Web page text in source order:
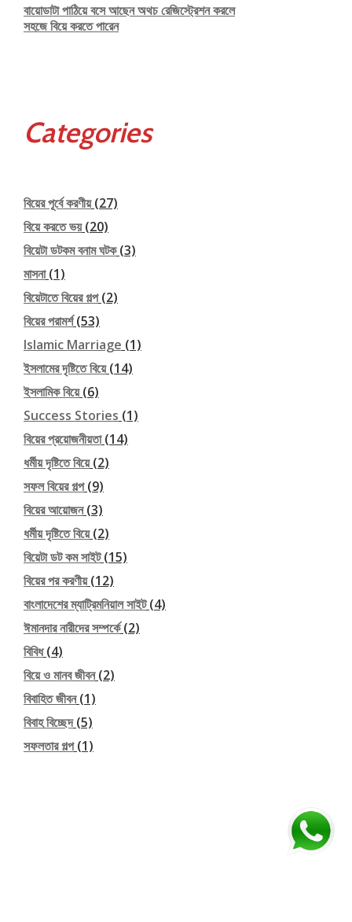
বায়োডাটা পাঠিয়ে বসে আছেন অথচ রেজিস্ট্রেশন করলে
সহজে বিয়ে করতে পারেন
Categories
বিয়ের পূর্বে করণীয়(27)
বিয়ে করতে ভয়(20)
বিয়েটা ডটকম বনাম ঘটক(3)
মাসনা(1)
বিয়েটাতে বিয়ের গল্প(2)
বিয়ের পরামর্শ(53)
Islamic Marriage (1)
ইসলামের দৃষ্টিতে বিয়ে(14)
ইসলামিক বিয়ে(6)
Success Stories (1)
বিয়ের প্রয়োজনীয়তা(14)
ধর্মীয় দৃষ্টিতে বিয়ে(2)
সফল বিয়ের গল্প(9)
বিয়ের আয়োজন(3)
ধর্মীয় দৃষ্টিতে বিয়ে(2)
বিয়েটা ডট কম সাইট(15)
বিয়ের পর করণীয়(12)
বাংলাদেশের ম্যাট্রিমনিয়াল সাইট(4)
ঈমানদার নারীদের সম্পর্কে(2)
বিবিধ(4)
বিয়ে ও মানব জীবন(2)
বিবাহিত জীবন(1)
বিবাহ বিচ্ছেদ(5)
সফলতার গল্প(1)